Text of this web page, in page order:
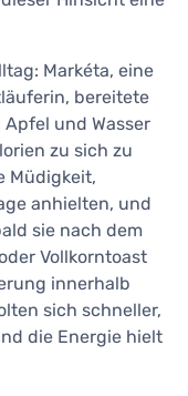
Markéta, eine
bereitete
und Wasser
zu sich zu
Müdigkeit,
anhielten, und
sie nach dem
Vollkorntoast
innerhalb
sich schneller,
die Energie hielt